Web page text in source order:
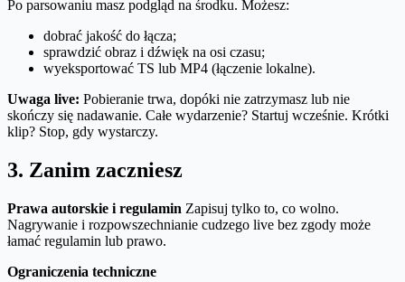
Po parsowaniu masz podgląd na środku. Możesz:
dobrać jakość do łącza;
sprawdzić obraz i dźwięk na osi czasu;
wyeksportować TS lub MP4 (łączenie lokalne).
Uwaga live: Pobieranie trwa, dopóki nie zatrzymasz lub nie
skończy się nadawanie. Całe wydarzenie? Startuj wcześnie. Krótki
klip? Stop, gdy wystarczy.
3. Zanim zaczniesz
Prawa autorskie i regulamin Zapisuj tylko to, co wolno.
Nagrywanie i rozpowszechnianie cudzego live bez zgody może
łamać regulamin lub prawo.
Ograniczenia techniczne